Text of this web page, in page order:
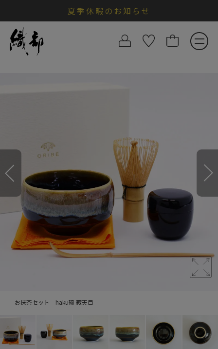
夏季休暇のお知らせ
お抹茶セット haku碗 寂天目